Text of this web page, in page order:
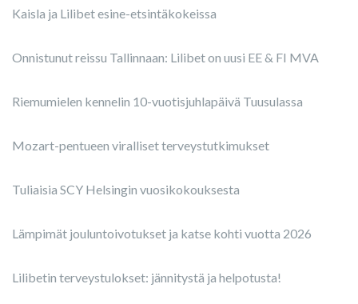
Kaisla ja Lilibet esine-etsintäkokeissa
Onnistunut reissu Tallinnaan: Lilibet on uusi EE & FI MVA
Riemumielen kennelin 10-vuotisjuhlapäivä Tuusulassa
Mozart-pentueen viralliset terveystutkimukset
Tuliaisia SCY Helsingin vuosikokouksesta
Lämpimät jouluntoivotukset ja katse kohti vuotta 2026
Lilibetin terveystulokset: jännitystä ja helpotusta!